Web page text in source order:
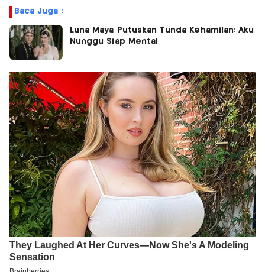
Baca Juga :
Luna Maya Putuskan Tunda Kehamilan: Aku
Nunggu Siap Mental